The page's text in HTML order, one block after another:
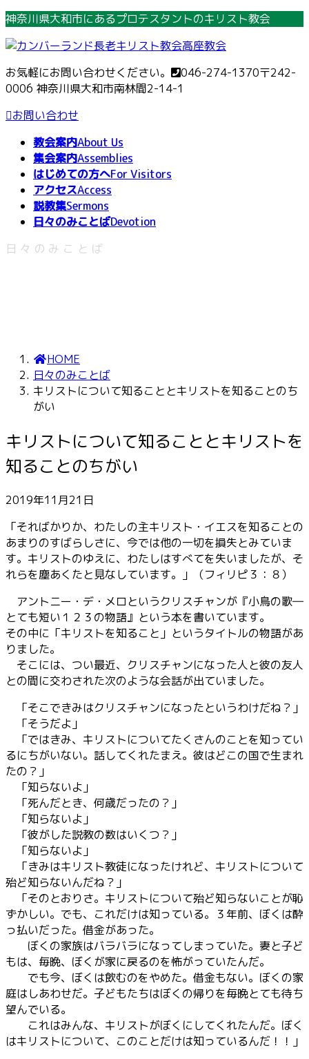
コ
テ
ン
ツ
へ
ス
ナ
ゲ
ー
シ
ョ
ン
神奈川県大和市にあるプロテスタントのキリスト教会
お気軽にお問い合わせください。 046-274-1370〒242-
0006 神奈川県大和市南林間2-14-1
お問い合わせ
教会案内About Us
集会案内Assemblies
はじめての方へFor Visitors
アクセスAccess
説教集Sermons
日々のみことばDevotion
日々のみことば
HOME
日々のみことば
キリストについて知ることとキリストを知ることのち
がい
キリストについて知ることとキリストを
知ることのちがい
2019年11月21日
「そればかりか、わたしの主キリスト・イエスを知ることの
あまりのすばらしさに、今では他の一切を損失とみていま
す。キリストのゆえに、わたしはすべてを失いましたが、そ
れらを塵あくたと見なしています。」（フィリピ３：８）
アントニー・デ・メロというクリスチャンが『小鳥の歌―
とても短い１２３の物語』という本を書いています。
その中に「キリストを知ること」というタイトルの物語があ
りました。
そこには、つい最近、クリスチャンになった人と彼の友人
との間に交わされた次のような会話が出ていました。
「そこできみはクリスチャンになったというわけだね？」
「そうだよ」
「ではきみ、キリストについてたくさんのことを知ってい
るにちがいない。話してくれたまえ。彼はどこの国で生まれ
たの？」
「知らないよ」
「死んだとき、何歳だったの？」
「知らないよ」
「彼がした説教の数はいくつ？」
「知らないよ」
「きみはキリスト教徒になったけれど、キリストについて
殆ど知らないんだね？」
「そのとおりさ。キリストについて殆ど知らないことが恥
ずかしい。でも、これだけは知っている。３年前、ぼくは酔
っ払いだった。借金があった。
ぼくの家族はバラバラになってしまっていた。妻と子ど
もは、毎晩、ぼくが家に戻るのを怖がっていたんだ。
でも今、ぼくは飲むのをやめた。借金もない。ぼくの家
庭はしあわせだ。子どもたちはぼくの帰りを毎晩とても待ち
望んでいる。
これはみんな、キリストがぼくにしてくれたんだ。ぼく
はキリストについて、このことだけは知っているんだ！！」